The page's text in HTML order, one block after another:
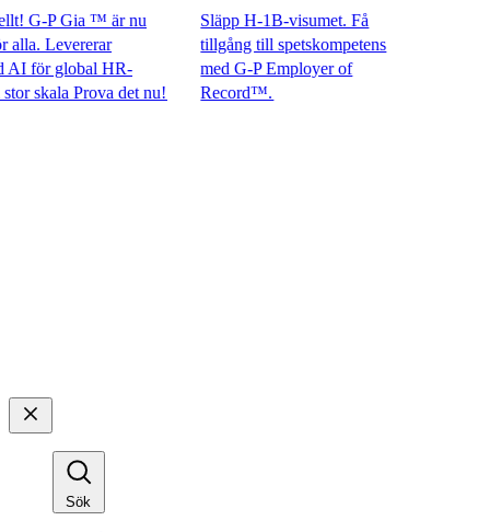
P Gia ™ är nu
Levererar
global HR-
Prova det nu!​​
Släpp H-1B-visumet. Få
tillgång till spetskompetens
med G-P Employer of
Record™.​​
Sök​​